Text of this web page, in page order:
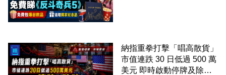
納指重拳打擊「唱高散貨」
市值連跌 30 日低過 500 萬
美元 即時啟動停牌及除牌